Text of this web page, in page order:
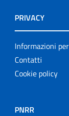
PRIVACY
Informazioni
Contatti
Cookie policy
PNRR